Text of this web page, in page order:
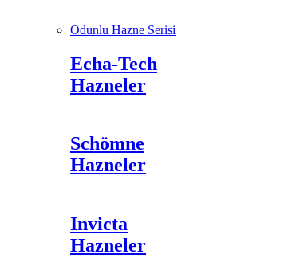
Odunlu Hazne Serisi
Echa-Tech
Hazneler
Schömne
Hazneler
Invicta
Hazneler